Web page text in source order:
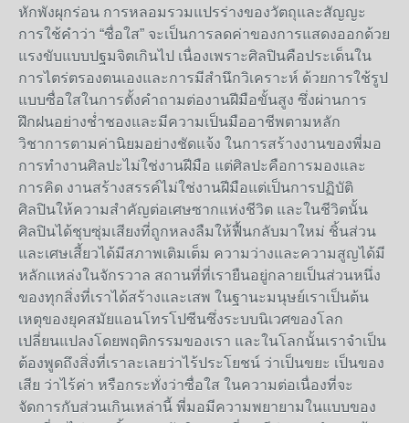
หักพังผุกร่อน การหลอมรวมแปรร่างของวัตถุและสัญญะ
การใช้คำว่า “ซื่อใส” จะเป็นการลดค่าของการแสดงออกด้วย
แรงขับแบบปฐมจิตเกินไป เนื่องเพราะศิลปินคือประเด็นใน
การไตร่ตรองตนเองและการมีสำนึกวิเคราะห์ ด้วยการใช้รูป
แบบซื่อใสในการตั้งคำถามต่องานฝีมือขั้นสูง ซึ่งผ่านการ
ฝึกฝนอย่างช่ำชองและมีความเป็นมืออาชีพตามหลัก
วิชาการตามค่านิยมอย่างชัดแจ้ง ในการสร้างงานของพี่มอ
การทำงานศิลปะไม่ใช่งานฝีมือ แต่ศิลปะคือการมองและ
การคิด งานสร้างสรรค์ไม่ใช่งานฝีมือแต่เป็นการปฏิบัติ
ศิลปินให้ความสำคัญต่อเศษซากแห่งชีวิต และในชีวิตนั้น
ศิลปินได้ชุบซุ่มเสียงที่ถูกหลงลืมให้ฟื้นกลับมาใหม่ ชิ้นส่วน
และเศษเสี้ยวได้มีสภาพเติมเต็ม ความว่างและความสูญได้มี
หลักแหล่งในจักรวาล สถานที่ที่เรายืนอยู่กลายเป็นส่วนหนึ่ง
ของทุกสิ่งที่เราได้สร้างและเสพ ในฐานะมนุษย์เราเป็นต้น
เหตุของยุคสมัยแอนโทรโปซีนซึ่งระบบนิเวศของโลก
เปลี่ยนแปลงโดยพฤติกรรมของเรา และในโลกนั้นเราจำเป็น
ต้องพูดถึงสิ่งที่เราละเลยว่าไร้ประโยชน์ ว่าเป็นขยะ เป็นของ
เสีย ว่าไร้ค่า หรือกระทั่งว่าซื่อใส ในความต่อเนื่องที่จะ
จัดการกับส่วนเกินเหล่านี้ พี่มอมีความพยายามในแบบของ